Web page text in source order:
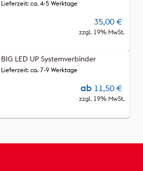
35,00 €
zzgl. 19% MwSt.
Lieferzeit: ca. 4-5 Werktage
BIG LED UP Systemverbinder
ab 11,50 €
zzgl. 19% MwSt.
Lieferzeit: ca. 7-9 Werktage